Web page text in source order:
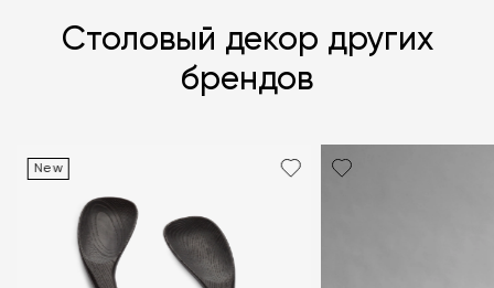
Столовый декор других
брендов
New